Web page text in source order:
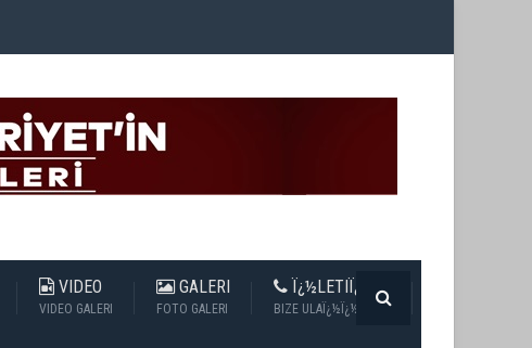
VIDEO
VIDEO GALERI
GALERI
FOTO GALERI
Ï¿½LETIÏ¿½IM
BIZE ULAÏ¿½Ï¿½N